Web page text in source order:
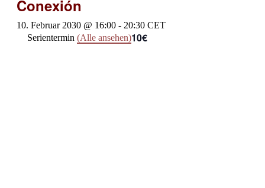
Conexión
10. Februar 2030 @ 16:00 - 20:30 CET
Serientermin (Alle ansehen)10€